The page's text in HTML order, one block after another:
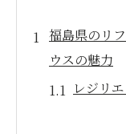
福島県のリ
ウスの魅力
レジリ
福島県